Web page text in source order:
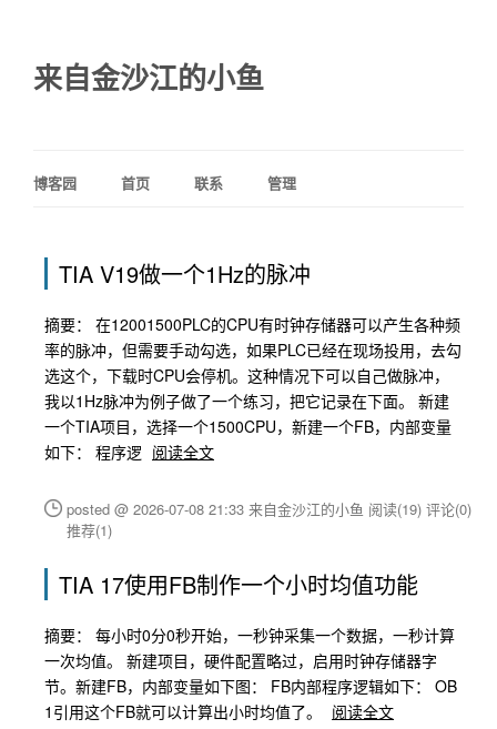
来自金沙江的小鱼
博客园 首页 联系 管理
TIA V19做一个1Hz的脉冲
摘要： 在12001500PLC的CPU有时钟存储器可以产生各种频
率的脉冲，但需要手动勾选，如果PLC已经在现场投用，去勾
选这个，下载时CPU会停机。这种情况下可以自己做脉冲，
我以1Hz脉冲为例子做了一个练习，把它记录在下面。 新建
一个TIA项目，选择一个1500CPU，新建一个FB，内部变量
如下： 程序逻 阅读全文
posted @ 2026-07-08 21:33 来自金沙江的小鱼 阅读(19) 评论(0)
推荐(1)
TIA 17使用FB制作一个小时均值功能
摘要： 每小时0分0秒开始，一秒钟采集一个数据，一秒计算
一次均值。 新建项目，硬件配置略过，启用时钟存储器字
节。新建FB，内部变量如下图： FB内部程序逻辑如下： OB
1引用这个FB就可以计算出小时均值了。
阅读全文